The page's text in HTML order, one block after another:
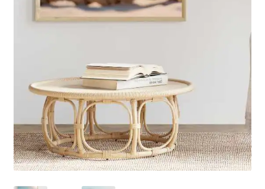
Vertrag widerrufen
Widerrufsbelehrung
Zahlungsarten im Shop